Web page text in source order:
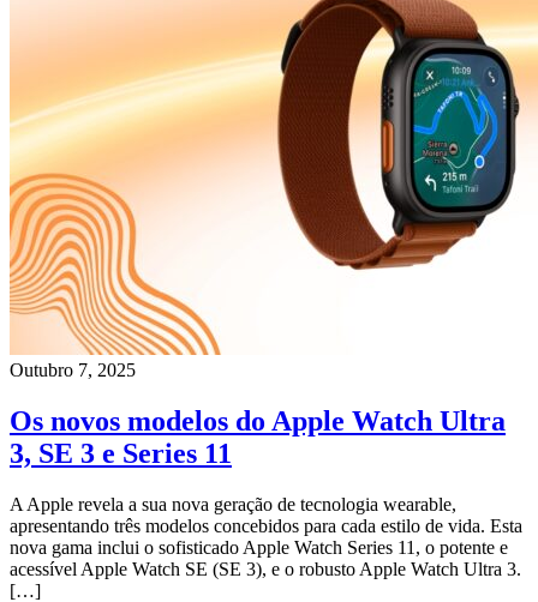
Outubro 7, 2025
Os novos modelos do Apple Watch Ultra
3, SE 3 e Series 11
A Apple revela a sua nova geração de tecnologia wearable,
apresentando três modelos concebidos para cada estilo de vida. Esta
nova gama inclui o sofisticado Apple Watch Series 11, o potente e
acessível Apple Watch SE (SE 3), e o robusto Apple Watch Ultra 3.
[…]